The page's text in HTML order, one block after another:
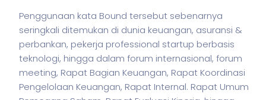
Penggunaan kata Bound tersebut sebenarnya
seringkali ditemukan di dunia keuangan, asuransi &
perbankan, pekerja professional startup berbasis
teknologi, hingga dalam forum internasional, forum
meeting, Rapat Bagian Keuangan, Rapat Koordinasi
Pengelolaan Keuangan, Rapat Internal. Rapat Umum